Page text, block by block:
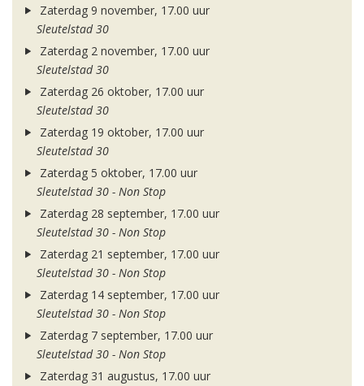
Zaterdag 9 november, 17.00 uur
Sleutelstad 30
Zaterdag 2 november, 17.00 uur
Sleutelstad 30
Zaterdag 26 oktober, 17.00 uur
Sleutelstad 30
Zaterdag 19 oktober, 17.00 uur
Sleutelstad 30
Zaterdag 5 oktober, 17.00 uur
Sleutelstad 30 - Non Stop
Zaterdag 28 september, 17.00 uur
Sleutelstad 30 - Non Stop
Zaterdag 21 september, 17.00 uur
Sleutelstad 30 - Non Stop
Zaterdag 14 september, 17.00 uur
Sleutelstad 30 - Non Stop
Zaterdag 7 september, 17.00 uur
Sleutelstad 30 - Non Stop
Zaterdag 31 augustus, 17.00 uur